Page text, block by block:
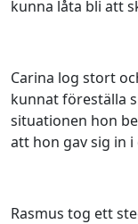
kunna låta bli att
Carina log stort
kunnat föreställa
situationen hon
att hon gav sig in
Rasmus tog ett